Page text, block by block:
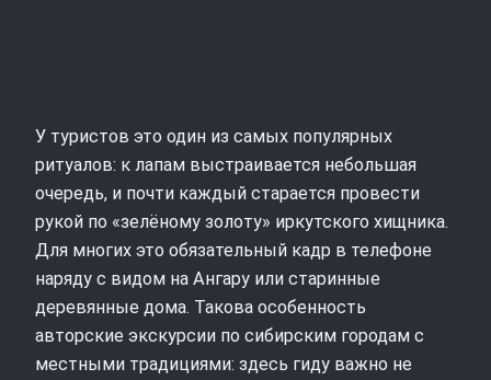
У туристов это один из самых популярных
ритуалов: к лапам выстраивается небольшая
очередь, и почти каждый старается провести
рукой по «зелёному золоту» иркутского хищника.
Для многих это обязательный кадр в телефоне
наряду с видом на Ангару или старинные
деревянные дома. Такова особенность
авторские экскурсии по сибирским городам с
местными традициями: здесь гиду важно не